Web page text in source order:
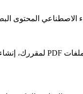
المحتوى